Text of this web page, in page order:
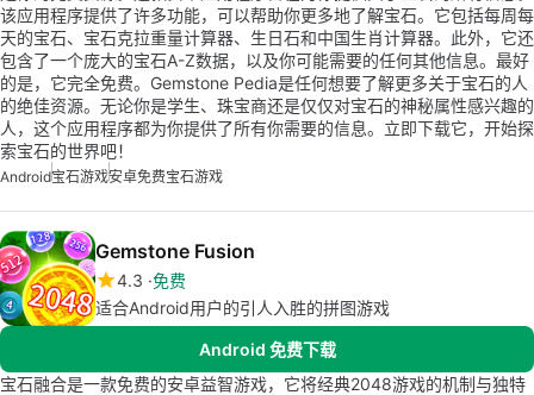
该应用程序提供了许多功能，可以帮助你更多地了解宝石。它包括每周每
天的宝石、宝石克拉重量计算器、生日石和中国生肖计算器。此外，它还
包含了一个庞大的宝石A-Z数据，以及你可能需要的任何其他信息。最好
的是，它完全免费。Gemstone Pedia是任何想要了解更多关于宝石的人
的绝佳资源。无论你是学生、珠宝商还是仅仅对宝石的神秘属性感兴趣的
人，这个应用程序都为你提供了所有你需要的信息。立即下载它，开始探
索宝石的世界吧！
Android宝石游戏安卓免费宝石游戏
Gemstone Fusion
4.3 免费
适合Android用户的引人入胜的拼图游戏
Android 免费下载
宝石融合是一款免费的安卓益智游戏，它将经典2048游戏的机制与独特